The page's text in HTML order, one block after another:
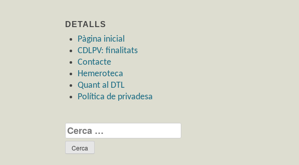
DETALLS
Pàgina inicial
CDLPV: finalitats
Contacte
Hemeroteca
Quant al DTL
Política de privadesa
Cerca: